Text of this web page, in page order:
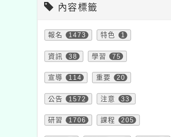
內容標籤
報名 1473 特色 1
資訊 38 學習 75
宣導 114 重要 20
公告 1572 注意 33
研習 1706 課程 205